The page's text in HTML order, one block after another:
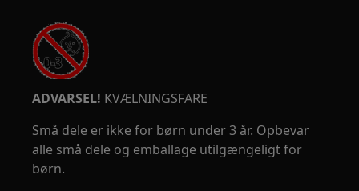
ADVARSEL! KVÆLNINGSFARE
Små dele er ikke for børn under 3 år. Opbevar
alle små dele og emballage utilgængeligt for
børn.